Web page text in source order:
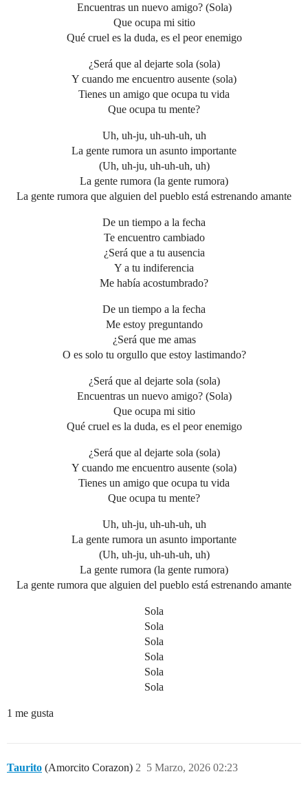
Encuentras un nuevo amigo? (Sola)
Que ocupa mi sitio
Qué cruel es la duda, es el peor enemigo
¿Será que al dejarte sola (sola)
Y cuando me encuentro ausente (sola)
Tienes un amigo que ocupa tu vida
Que ocupa tu mente?
Uh, uh-ju, uh-uh-uh, uh
La gente rumora un asunto importante
(Uh, uh-ju, uh-uh-uh, uh)
La gente rumora (la gente rumora)
La gente rumora que alguien del pueblo está estrenando amante
De un tiempo a la fecha
Te encuentro cambiado
¿Será que a tu ausencia
Y a tu indiferencia
Me había acostumbrado?
De un tiempo a la fecha
Me estoy preguntando
¿Será que me amas
O es solo tu orgullo que estoy lastimando?
¿Será que al dejarte sola (sola)
Encuentras un nuevo amigo? (Sola)
Que ocupa mi sitio
Qué cruel es la duda, es el peor enemigo
¿Será que al dejarte sola (sola)
Y cuando me encuentro ausente (sola)
Tienes un amigo que ocupa tu vida
Que ocupa tu mente?
Uh, uh-ju, uh-uh-uh, uh
La gente rumora un asunto importante
(Uh, uh-ju, uh-uh-uh, uh)
La gente rumora (la gente rumora)
La gente rumora que alguien del pueblo está estrenando amante
Sola
Sola
Sola
Sola
Sola
Sola
1 me gusta
Taurito (Amorcito Corazon) 5 Marzo, 2026 02:23
2